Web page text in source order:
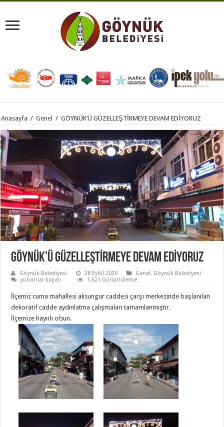
Anasayfa / Genel / GÖYNÜK’Ü GÜZELLEŞTİRMEYE DEVAM EDİYORUZ
GÖYNÜK’Ü GÜZELLEŞTİRMEYE DEVAM EDİYORUZ
Göynük Belediyesi 28 Eylül 2020 Genel, Göynük Belediyesi
GÖYNÜK’Ü
DEVAM
EDİYORUZ
için
yorumlar kapalı 1,621 Görüntüleme
İlçemiz cuma mahallesi aksungur caddesi çarşı merkezinde başlanılan
dekoratif cadde aydınlatma çalışmaları tamamlanmıştır.
İlçemize hayırlı olsun.